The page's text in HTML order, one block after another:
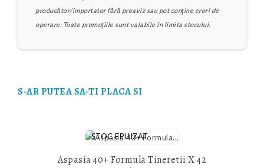
producător/importator fără preaviz sau pot conţine erori de
operare. Toate promoţiile sunt valabile în limita stocului.
S-AR PUTEA SA-TI PLACA SI
STOC EPUIZAT
Aspasia 40+ Formula Tineretii X 42